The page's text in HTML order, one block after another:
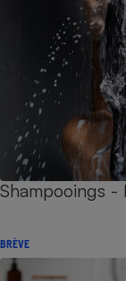
Shampooings -
BRÈVE